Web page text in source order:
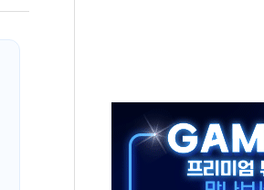
어·태양광주↑ VS 트레이드데스크·웬디스↓
명 끝까지 찾겠다"
집중 완화 전환점"